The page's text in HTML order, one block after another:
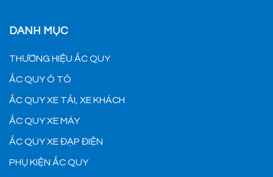
DANH MỤC
THƯƠNG HIỆU ẮC QUY
ẮC QUY Ô TÔ
ẮC QUY XE TẢI, XE KHÁCH
ẮC QUY XE MÁY
ẮC QUY XE ĐẠP ĐIỆN
PHỤ KIỆN ẮC QUY